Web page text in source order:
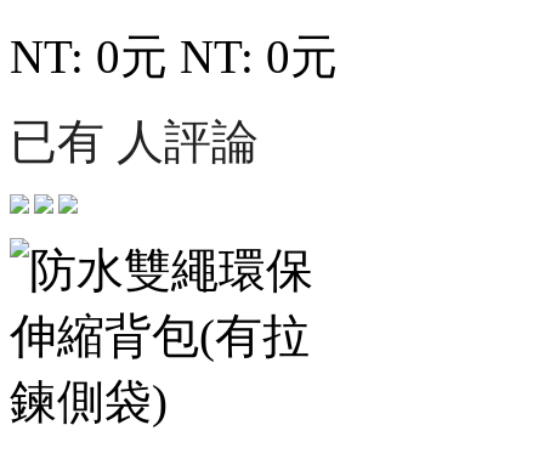
NT: 0元 NT: 0元
已有 人評論